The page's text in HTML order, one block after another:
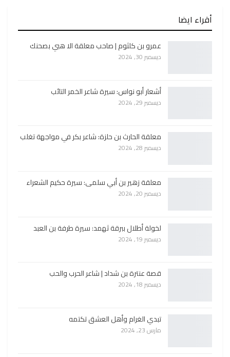
أقراء ايضا
عمرو بن كلثوم | صاحب معلقة الا هبي بصحنك
ديسمبر 30, 2024
أشعار أبو نواس: سيرة شاعر الخمر التائب
ديسمبر 29, 2024
معلقة الحارث بن حلزة: شاعر بكر في مواجهة تغلب
ديسمبر 28, 2024
معلقة زهير بن أبي سلمى: سيرة حكيم الشعراء
ديسمبر 20, 2024
لخولة أطلال ببرقة ثهمد: سيرة طرفة بن العبد
ديسمبر 19, 2024
قصة عنترة بن شداد | شاعر الحرب والحب
ديسمبر 18, 2024
تبدي الغرام وأهل العشق تكتمه
مارس 23, 2024